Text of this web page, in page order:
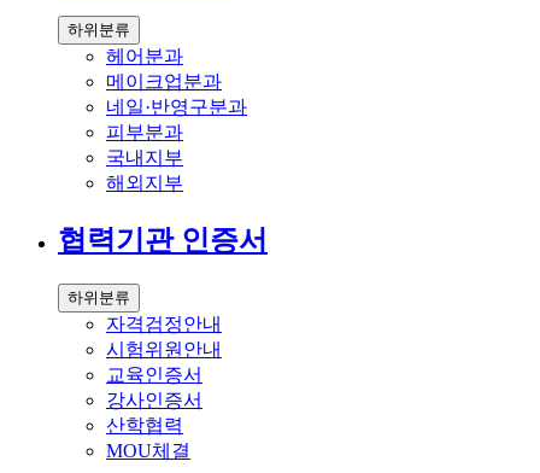
하위분류
헤어분과
메이크업분과
네일·반영구분과
피부분과
국내지부
해외지부
협력기관 인증서
하위분류
자격검정안내
시험위원안내
교육인증서
강사인증서
산학협력
MOU체결